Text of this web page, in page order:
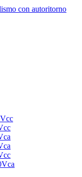
con autoritorno